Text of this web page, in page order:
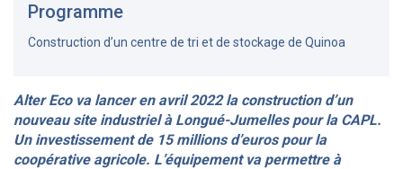
Programme
Construction d’un centre de tri et de stockage de Quinoa
Alter Eco va lancer en avril 2022 la construction d’un
nouveau site industriel à Longué-Jumelles pour la CAPL.
Un investissement de 15 millions d’euros pour la
coopérative agricole. L’équipement va permettre à